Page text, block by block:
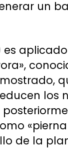
un
los
de la